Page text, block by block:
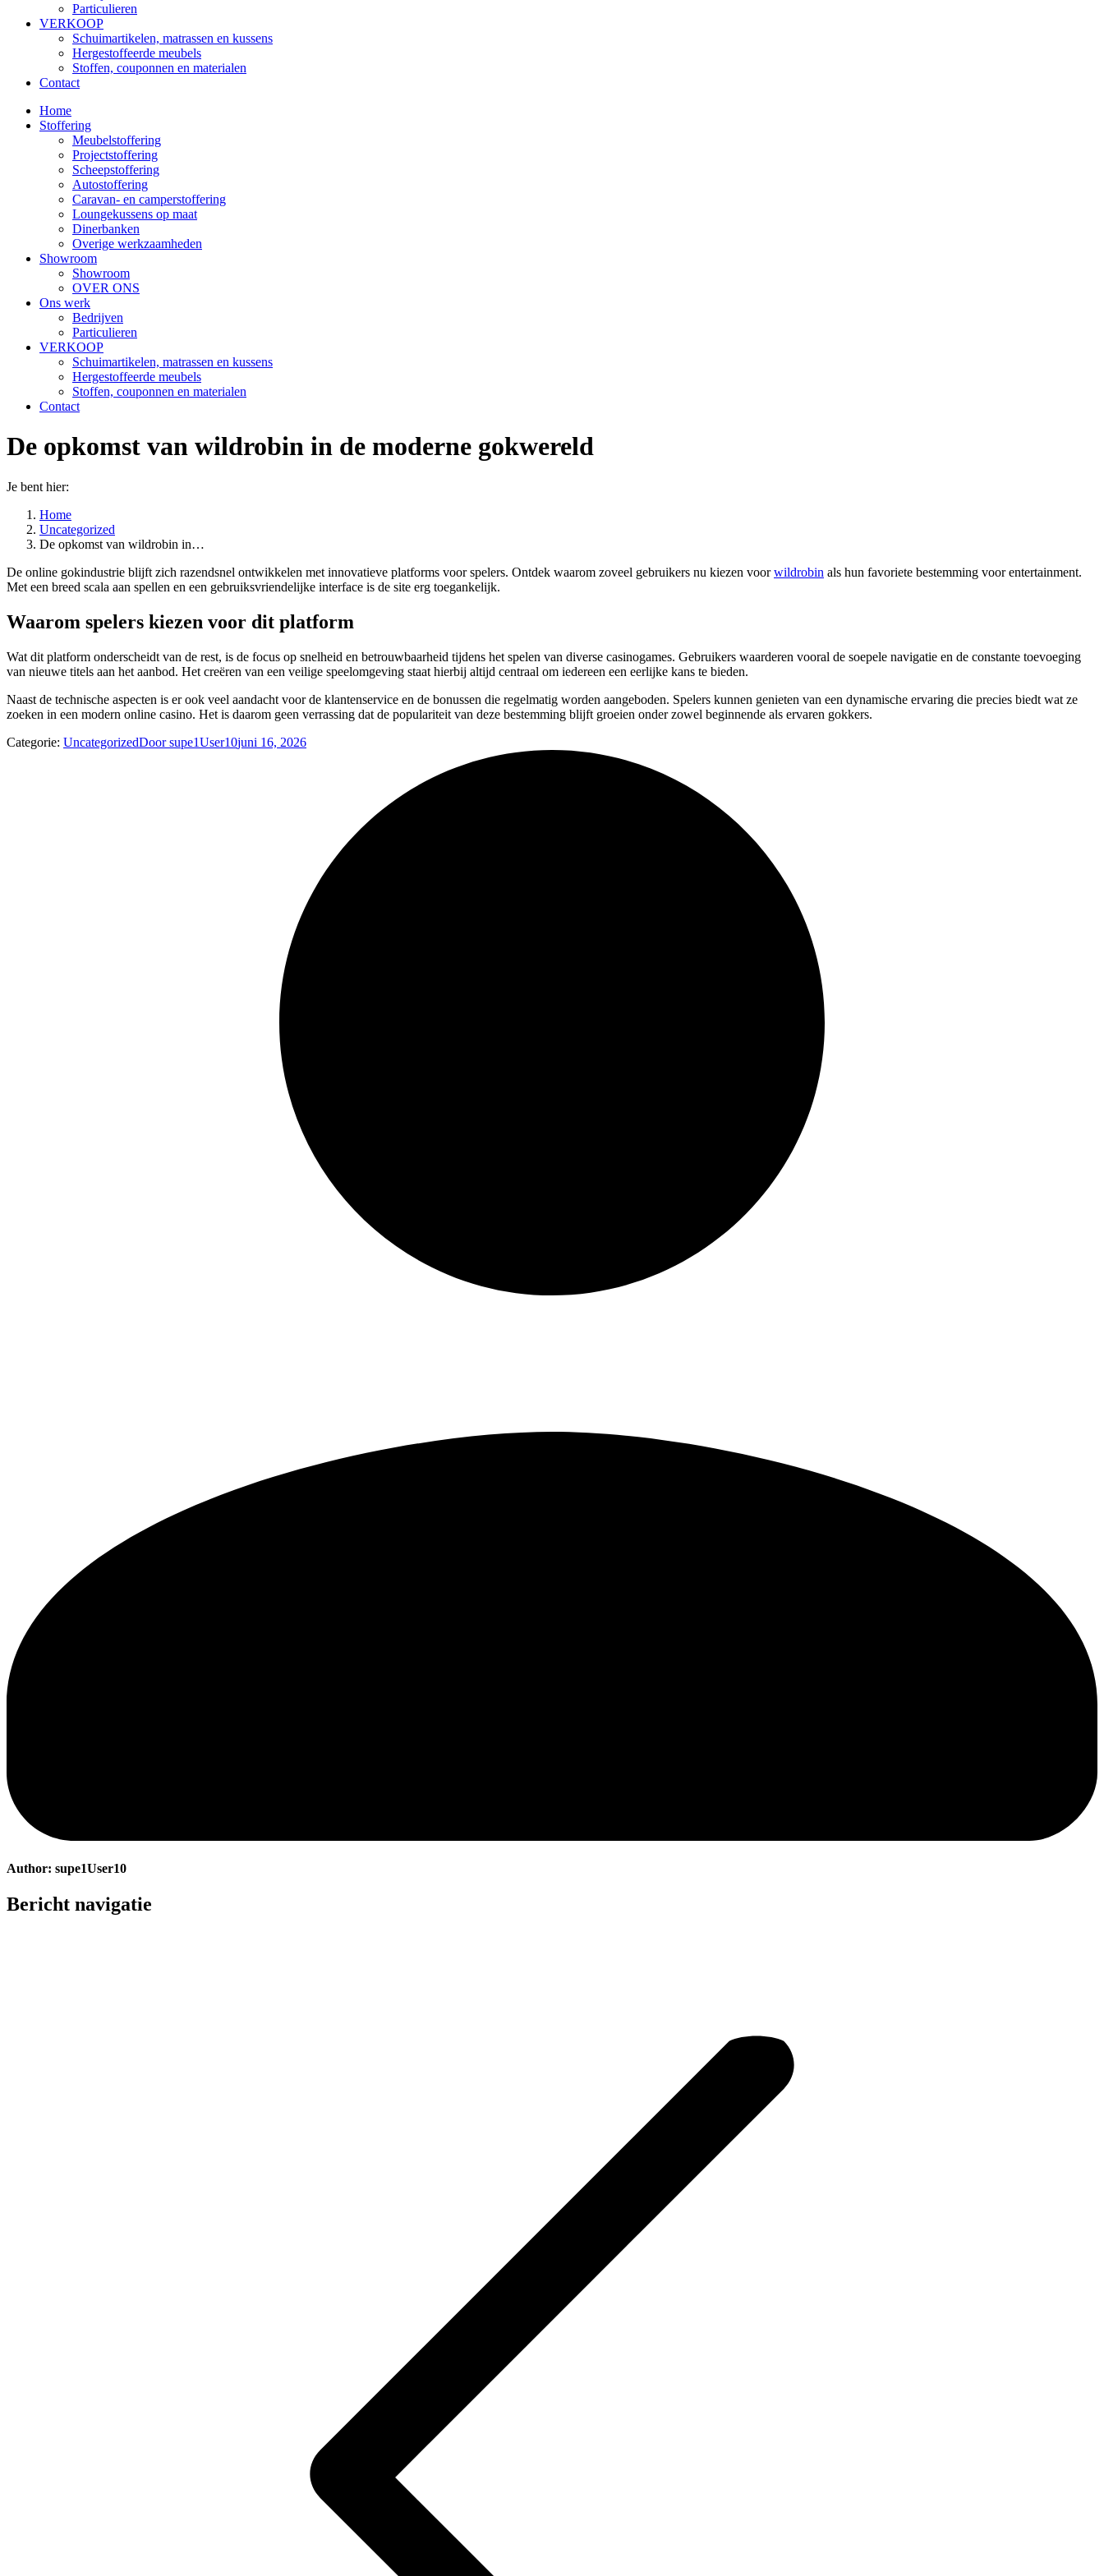
Particulieren
VERKOOP
Schuimartikelen, matrassen en kussens
Hergestoffeerde meubels
Stoffen, couponnen en materialen
Contact
Home
Stoffering
Meubelstoffering
Projectstoffering
Scheepstoffering
Autostoffering
Caravan- en camperstoffering
Loungekussens op maat
Dinerbanken
Overige werkzaamheden
Showroom
Showroom
OVER ONS
Ons werk
Bedrijven
Particulieren
VERKOOP
Schuimartikelen, matrassen en kussens
Hergestoffeerde meubels
Stoffen, couponnen en materialen
Contact
De opkomst van wildrobin in de moderne gokwereld
Je bent hier:
Home
Uncategorized
De opkomst van wildrobin in…
De online gokindustrie blijft zich razendsnel ontwikkelen met innovatieve platforms voor spelers. Ontdek waarom zoveel gebruikers nu kiezen voorwildrobin als hun favoriete bestemming voor entertainment.
Met een breed scala aan spellen en een gebruiksvriendelijke interface is de site erg toegankelijk.
Waarom spelers kiezen voor dit platform
Wat dit platform onderscheidt van de rest, is de focus op snelheid en betrouwbaarheid tijdens het spelen van diverse casinogames. Gebruikers waarderen vooral de soepele navigatie en de constante toevoeging
van nieuwe titels aan het aanbod. Het creëren van een veilige speelomgeving staat hierbij altijd centraal om iedereen een eerlijke kans te bieden.
Naast de technische aspecten is er ook veel aandacht voor de klantenservice en de bonussen die regelmatig worden aangeboden. Spelers kunnen genieten van een dynamische ervaring die precies biedt wat ze
zoeken in een modern online casino. Het is daarom geen verrassing dat de populariteit van deze bestemming blijft groeien onder zowel beginnende als ervaren gokkers.
Categorie: UncategorizedDoorsupe1User10juni 16, 2026
Author: supe1User10
Bericht navigatie